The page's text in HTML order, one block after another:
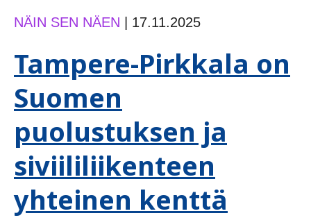
NÄIN SEN NÄEN 17.11.2025
Tampere-Pirkkala on
Suomen
puolustuksen ja
siviililiikenteen
yhteinen kenttä